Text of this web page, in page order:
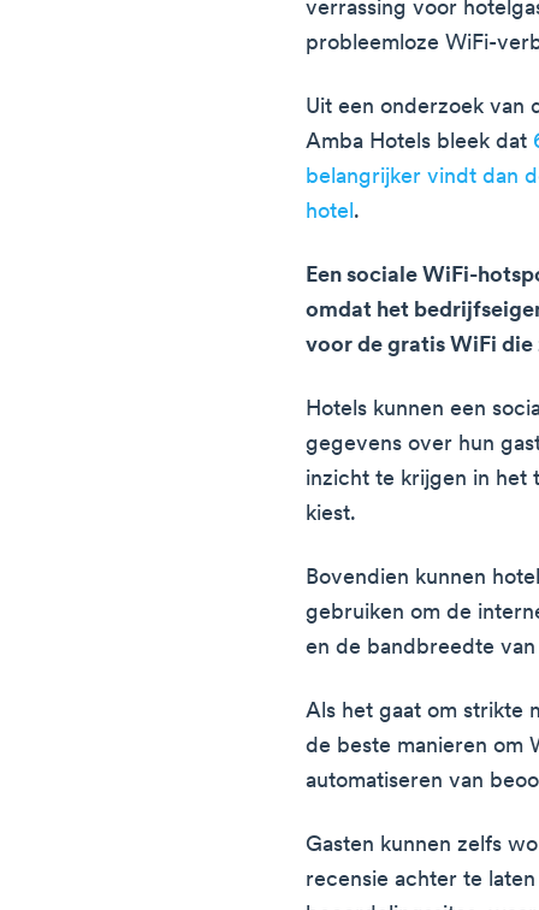
verrassing voor
probleemloze WiFi-
Uit een onderzoek van
Amba Hotels bleek dat
belangrijker vindt dan
hotel.
Een sociale WiFi-
omdat het
voor de gratis WiFi
Hotels kunnen een
gegevens over hun
inzicht te krijgen in het
kiest.
Bovendien kunnen
gebruiken om de
en de bandbreedte
Als het gaat om strikte
de beste manieren om
automatiseren van
Gasten kunnen zelfs
recensie achter te